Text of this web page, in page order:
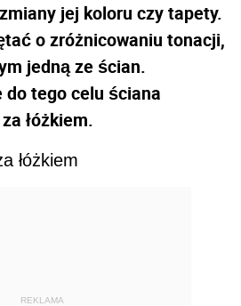
jej koloru czy tapety.
o zróżnicowaniu tonacji,
jedną ze ścian.
tego celu ściana
łóżkiem.
łóżkiem
REKLAMA